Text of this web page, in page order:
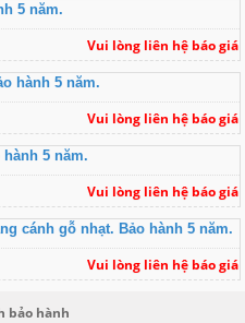
5 năm.
Vui lòng liên hệ báo giá
hành 5 năm.
Vui lòng liên hệ báo giá
5 năm.
Vui lòng liên hệ báo giá
cánh gỗ nhạt. Bảo hành 5 năm.
Vui lòng liên hệ báo giá
bảo hành